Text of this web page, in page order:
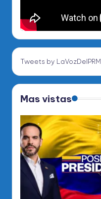
Tweets by LaVozDelPRM
Mas vistas